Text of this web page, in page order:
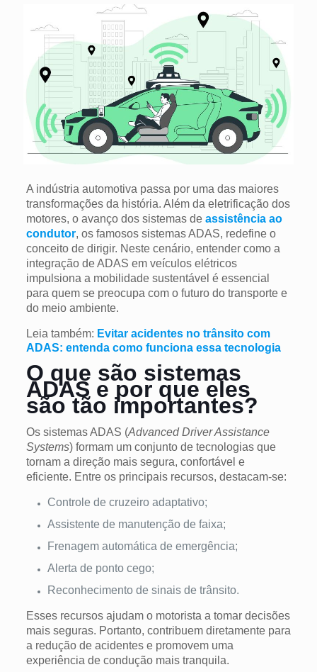
A indústria automotiva passa por uma das maiores
transformações da história. Além da eletrificação dos
motores, o avanço dos sistemas de assistência ao
condutor, os famosos sistemas ADAS, redefine o
conceito de dirigir. Neste cenário, entender como a
integração de ADAS em veículos elétricos
impulsiona a mobilidade sustentável é essencial
para quem se preocupa com o futuro do transporte e
do meio ambiente.
Leia também: Evitar acidentes no trânsito com
ADAS: entenda como funciona essa tecnologia
O que são sistemas
ADAS e por que eles
são tão importantes?
Os sistemas ADAS (Advanced Driver Assistance
Systems) formam um conjunto de tecnologias que
tornam a direção mais segura, confortável e
eficiente. Entre os principais recursos, destacam-se:
Controle de cruzeiro adaptativo;
Assistente de manutenção de faixa;
Frenagem automática de emergência;
Alerta de ponto cego;
Reconhecimento de sinais de trânsito.
Esses recursos ajudam o motorista a tomar decisões
mais seguras. Portanto, contribuem diretamente para
a redução de acidentes e promovem uma
experiência de condução mais tranquila.